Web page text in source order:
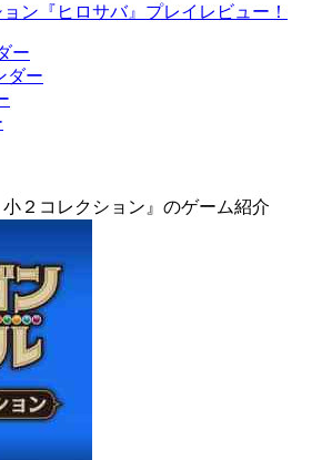
ン『ヒロサバ』プレイレビュー！
ー
ダー
２コレクション』のゲーム紹介